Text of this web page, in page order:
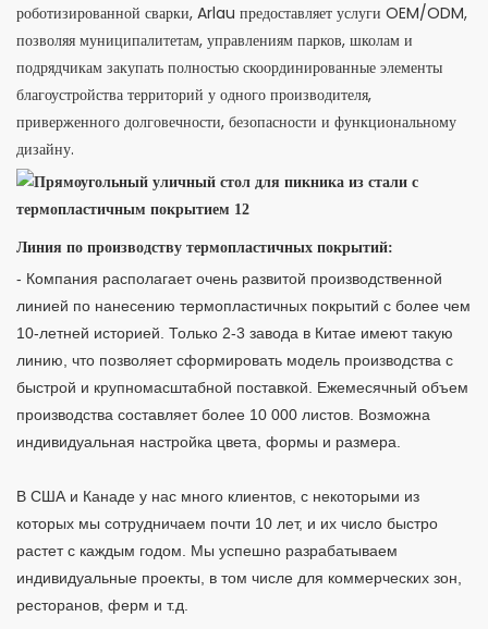
роботизированной сварки, Arlau предоставляет услуги OEM/ODM,
позволяя муниципалитетам, управлениям парков, школам и
подрядчикам закупать полностью скоординированные элементы
благоустройства территорий у одного производителя,
приверженного долговечности, безопасности и функциональному
дизайну.
Линия по производству термопластичных покрытий:
- Компания располагает очень развитой производственной
линией по нанесению термопластичных покрытий с более чем
10-летней историей. Только 2-3 завода в Китае имеют такую ​​
линию, что позволяет сформировать модель производства с
быстрой и крупномасштабной поставкой. Ежемесячный объем
производства составляет более 10 000 листов. Возможна
индивидуальная настройка цвета, формы и размера.
В США и Канаде у нас много клиентов, с некоторыми из
которых мы сотрудничаем почти 10 лет, и их число быстро
растет с каждым годом. Мы успешно разрабатываем
индивидуальные проекты, в том числе для коммерческих зон,
ресторанов, ферм и т.д.